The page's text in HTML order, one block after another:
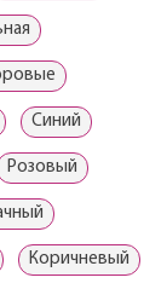
Синий
Розовый
Коричневый